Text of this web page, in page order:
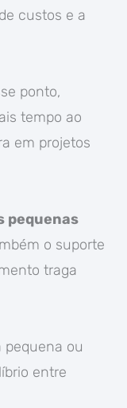
custos e a
ponto,
tempo ao
em projetos
pequenas
o suporte
traga
pequena ou
entre